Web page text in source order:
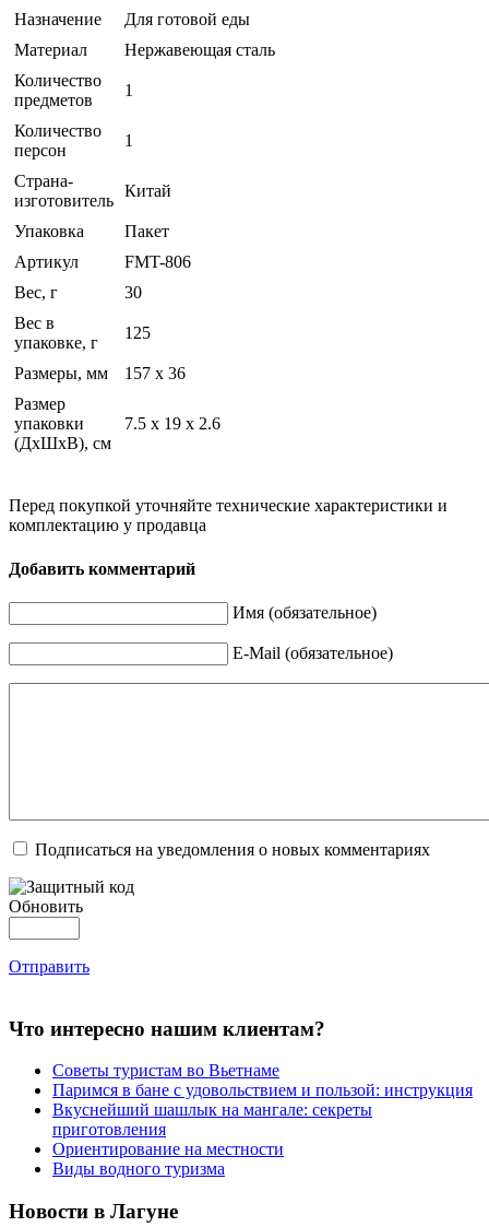
Назначение
Для готовой еды
Материал
Нержавеющая сталь
Количество
предметов
1
Количество
персон
1
Страна-
изготовитель
Китай
Упаковка
Пакет
Артикул
FMT-806
Вес, г
30
Вес в
упаковке, г
125
Размеры, мм
157 х 36
Размер
упаковки
(ДхШхВ), см
7.5 x 19 x 2.6
Перед покупкой уточняйте технические характеристики и
комплектацию у продавца
Добавить комментарий
Имя (обязательное)
E-Mail (обязательное)
Подписаться на уведомления о новых комментариях
Обновить
Отправить
Что интересно нашим клиентам?
Советы туристам во Вьетнаме
Паримся в бане с удовольствием и пользой: инструкция
Вкуснейший шашлык на мангале: секреты
приготовления
Ориентирование на местности
Виды водного туризма
Новости в Лагуне